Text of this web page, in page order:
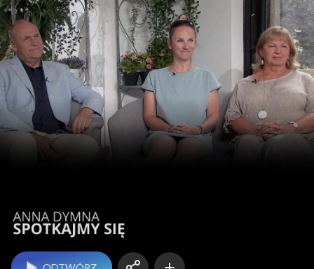
Anna Dymna –